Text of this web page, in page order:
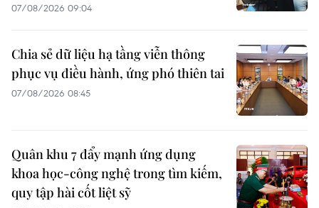
07/08/2026 09:04
Chia sẻ dữ liệu hạ tầng viễn thông
phục vụ điều hành, ứng phó thiên tai
07/08/2026 08:45
Quân khu 7 đẩy mạnh ứng dụng
khoa học-công nghệ trong tìm kiếm,
quy tập hài cốt liệt sỹ